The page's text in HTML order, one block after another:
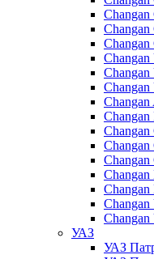
Changan
Changan
Changan
Changan
УАЗ
УАЗ